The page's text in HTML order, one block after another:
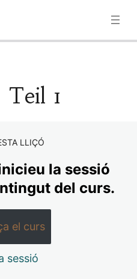
die Prüfung
1
LLIÇÓ
la sessió
del curs.
el curs
sessió